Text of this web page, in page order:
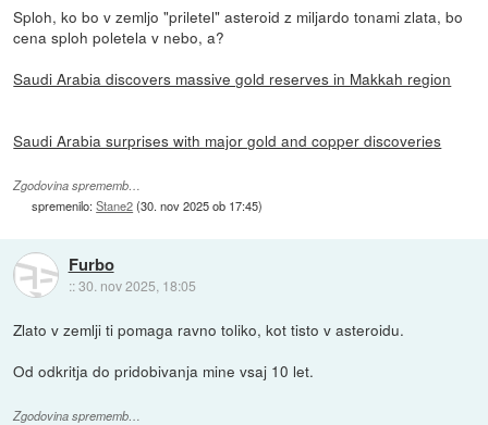
Sploh, ko bo v zemljo "priletel" asteroid z miljardo tonami zlata, bo
cena sploh poletela v nebo, a?
Saudi Arabia discovers massive gold reserves in Makkah region
Saudi Arabia surprises with major gold and copper discoveries
Zgodovina sprememb…
spremenilo:Stane2(30. nov 2025 ob 17:45)
Furbo
::30. nov 2025, 18:05
Zlato v zemlji ti pomaga ravno toliko, kot tisto v asteroidu.
Od odkritja do pridobivanja mine vsaj 10 let.
Zgodovina sprememb…